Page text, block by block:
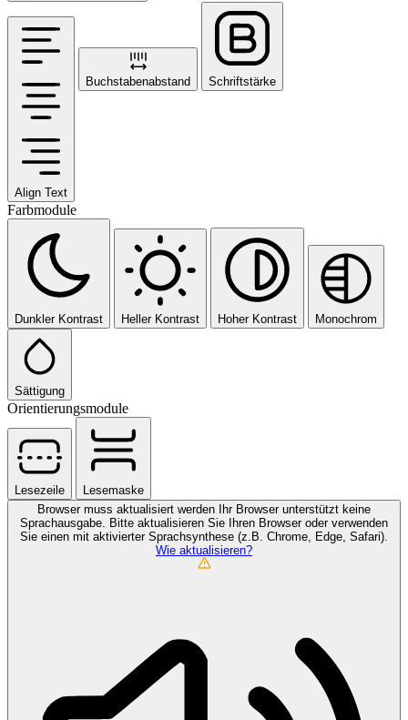
Align Text
Buchstabenabstand Schriftstärke
Farbmodule
Dunkler Kontrast Heller Kontrast Hoher Kontrast Monochrom
Sättigung
Orientierungsmodule
Lesezeile
Lesemaske
Browser muss aktualisiert werden
Ihr Browser unterstützt keine
Sprachausgabe. Bitte aktualisieren Sie Ihren Browser oder verwenden
Sie einen mit aktivierter Sprachsynthese (z.B. Chrome, Edge, Safari).
Wie aktualisieren?